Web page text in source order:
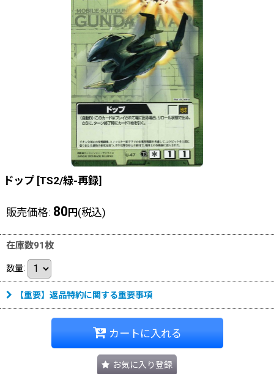
ドップ [TS2/緑-再録]
販売価格: 80 円 (税込)
在庫数91枚
数量:
【重要】返品特約に関する重要事項
カートに入れる
お気に入り登録